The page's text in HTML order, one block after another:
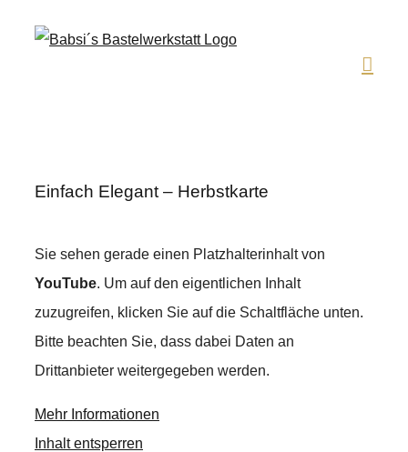
Einfach Elegant – Herbstkarte
Sie sehen gerade einen Platzhalterinhalt von
YouTube. Um auf den eigentlichen Inhalt
zuzugreifen, klicken Sie auf die Schaltfläche unten.
Bitte beachten Sie, dass dabei Daten an
Drittanbieter weitergegeben werden.
Mehr Informationen
Inhalt entsperren